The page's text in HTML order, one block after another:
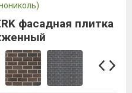
фасадная плитка